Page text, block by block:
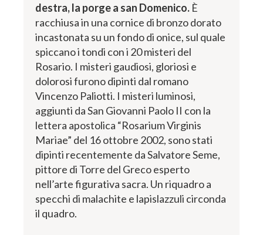
destra, la porge a san Domenico. È
racchiusa in una cornice di bronzo dorato
incastonata su un fondo di onice, sul quale
spiccano i tondi con i 20 misteri del
Rosario. I misteri gaudiosi, gloriosi e
dolorosi furono dipinti dal romano
Vincenzo Paliotti. I misteri luminosi,
aggiunti da San Giovanni Paolo II con la
lettera apostolica “Rosarium Virginis
Mariae” del 16 ottobre 2002, sono stati
dipinti recentemente da Salvatore Seme,
pittore di Torre del Greco esperto
nell’arte figurativa sacra. Un riquadro a
specchi di malachite e lapislazzuli circonda
il quadro.